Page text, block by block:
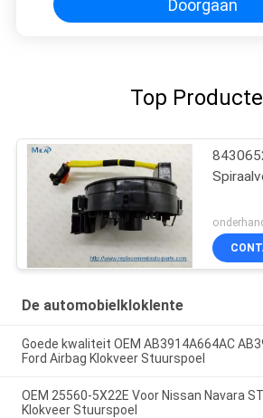
Doorgaan
Top
De automobielkloklente
Goede kwaliteit OEM AB3914A664AC
Ford Airbag Klokveer Stuurspoel
OEM 25560-5X22E Voor Nissan Navara
Klokveer Stuurspoel